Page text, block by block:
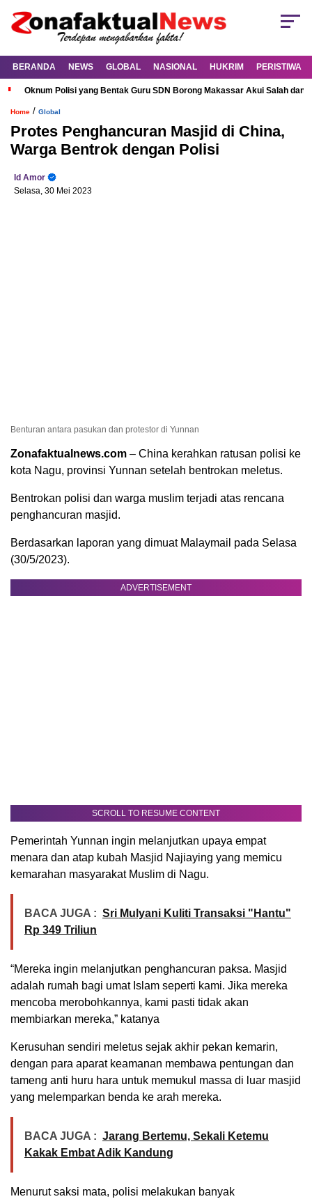
BERANDA NEWS GLOBAL NASIONAL HUKRIM PERISTIWA
Oknum Polisi yang Bentak Guru SDN Borong Makassar Akui Salah dan
Home / Global
Protes Penghancuran Masjid di China,
Warga Bentrok dengan Polisi
Id Amor
Selasa, 30 Mei 2023
Benturan antara pasukan dan protestor di Yunnan
Zonafaktualnews.com – China kerahkan ratusan polisi ke
kota Nagu, provinsi Yunnan setelah bentrokan meletus.
Bentrokan polisi dan warga muslim terjadi atas rencana
penghancuran masjid.
Berdasarkan laporan yang dimuat Malaymail pada Selasa
(30/5/2023).
ADVERTISEMENT
SCROLL TO RESUME CONTENT
Pemerintah Yunnan ingin melanjutkan upaya empat
menara dan atap kubah Masjid Najiaying yang memicu
kemarahan masyarakat Muslim di Nagu.
BACA JUGA : Sri Mulyani Kuliti Transaksi "Hantu"
Rp 349 Triliun
“Mereka ingin melanjutkan penghancuran paksa. Masjid
adalah rumah bagi umat Islam seperti kami. Jika mereka
mencoba merobohkannya, kami pasti tidak akan
membiarkan mereka,” katanya
Kerusuhan sendiri meletus sejak akhir pekan kemarin,
dengan para aparat keamanan membawa pentungan dan
tameng anti huru hara untuk memukul massa di luar masjid
yang melemparkan benda ke arah mereka.
BACA JUGA : Jarang Bertemu, Sekali Ketemu
Kakak Embat Adik Kandung
Menurut saksi mata, polisi melakukan banyak